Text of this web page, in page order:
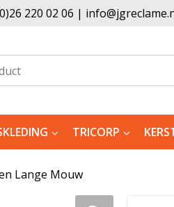
220 02 06 |
TRICORP
Lange Mouw